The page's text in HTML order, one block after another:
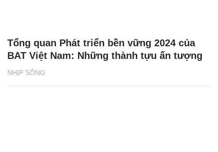
NHỊP SỐNG
Tổng quan Phát triển bền vững 2024 của
BAT Việt Nam: Những thành tựu ấn tượng